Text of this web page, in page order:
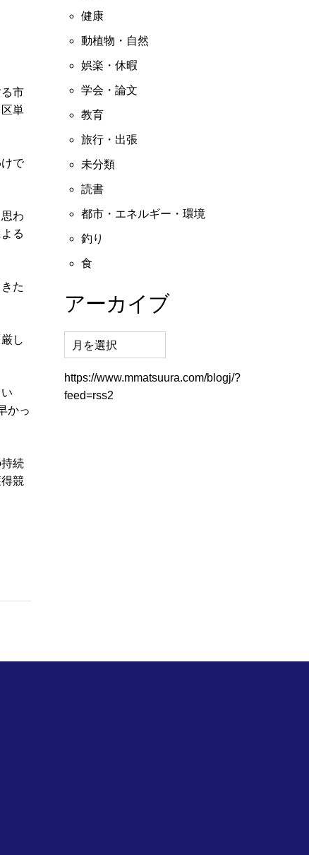
市
単
で
わ
る
た
し
かっ
続
競
健康
動植物・自然
娯楽・休暇
学会・論文
教育
旅行・出張
未分類
読書
都市・エネルギー・環境
釣り
食
アーカイブ
https://www.mmatsuura.com/blogj/?
feed=rss2